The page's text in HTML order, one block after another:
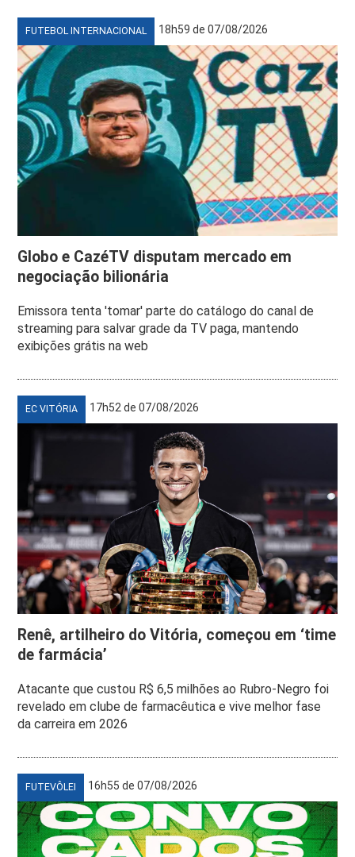
FUTEBOL INTERNACIONAL 18h59 de 07/08/2026
Globo e CazéTV disputam mercado em
negociação bilionária
Emissora tenta 'tomar' parte do catálogo do canal de
streaming para salvar grade da TV paga, mantendo
exibições grátis na web
EC VITÓRIA 17h52 de 07/08/2026
Renê, artilheiro do Vitória, começou em ‘time
de farmácia’
Atacante que custou R$ 6,5 milhões ao Rubro-Negro foi
revelado em clube de farmacêutica e vive melhor fase
da carreira em 2026
FUTEVÔLEI 16h55 de 07/08/2026